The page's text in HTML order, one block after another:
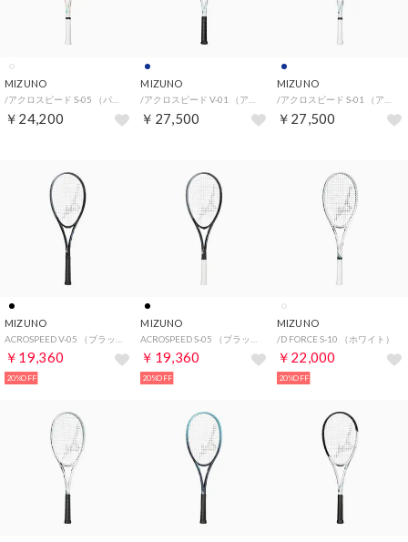
MIZUNO
￥24,200
MIZUNO
￥27,500
MIZUNO
￥27,500
MIZUNO
￥19,360
20%OFF
MIZUNO
￥19,360
20%OFF
MIZUNO
/D FORCE S-10 （ホワイト）
￥22,000
20%OFF